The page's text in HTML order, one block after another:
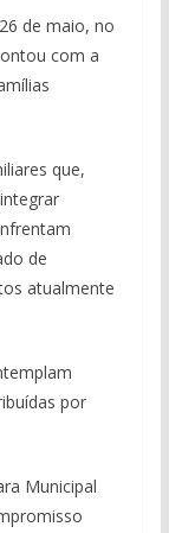
de maio, no
com a
que,
de
atualmente
por
Municipal